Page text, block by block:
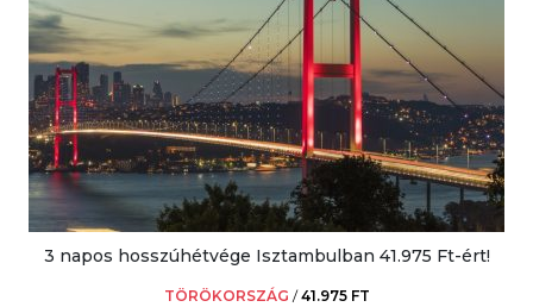
3 napos hosszúhétvége Isztambulban 41.975 Ft-ért!
TÖRÖKORSZÁG /41.975 FT